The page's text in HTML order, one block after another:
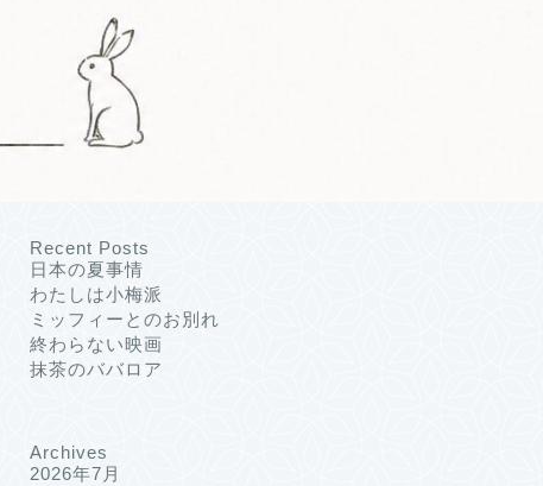
Recent Posts
日本の夏事情
わたしは小梅派
ミッフィーとのお別れ
終わらない映画
抹茶のババロア
Archives
2026年7月